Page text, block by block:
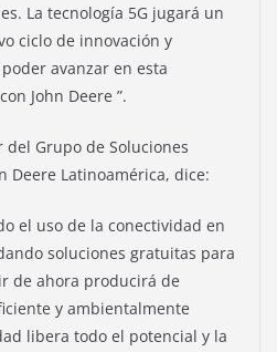
La tecnología 5G jugará un
ciclo de innovación y
avanzar en esta
John Deere ”.
Grupo de Soluciones
Deere Latinoamérica, dice:
el uso de la conectividad en
soluciones gratuitas para
de ahora producirá de
y ambientalmente
libera todo el potencial y la